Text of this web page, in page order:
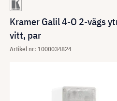
Kramer Galil 4-O 2-vägs
vitt, par
Artikel nr: 1000034824